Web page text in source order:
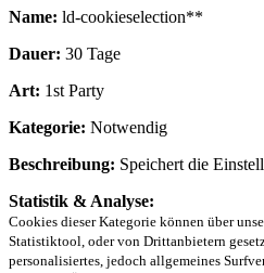
Name: ld-cookieselection**
Dauer: 30 Tage
Art: 1st Party
Kategorie: Notwendig
Beschreibung: Speichert die
Statistik & Analyse:
Cookies dieser Kategorie können über
Statistiktool, oder von Drittanbietern
personalisiertes, jedoch allgemeines